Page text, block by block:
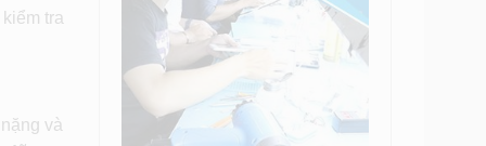
tra
và